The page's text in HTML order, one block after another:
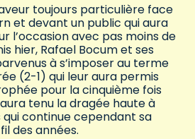
toujours particulière face
et devant un public qui aura
l’occasion avec pas moins de
hier, Rafael Bocum et ses
à s’imposer au terme
(2-1) qui leur aura permis
pour la cinquième fois
tenu la dragée haute à
qui continue cependant sa
des années.